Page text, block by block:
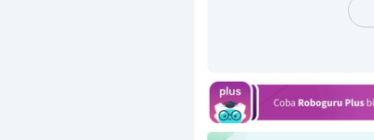
Dengan demikian, jumlah